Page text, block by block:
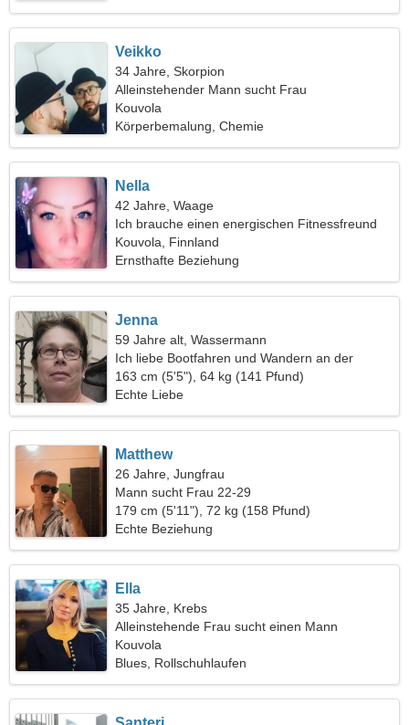
Veikko
34 Jahre, Skorpion
Alleinstehender Mann sucht Frau
Kouvola
Körperbemalung, Chemie
Nella
42 Jahre, Waage
Ich brauche einen energischen Fitnessfreund
Kouvola, Finnland
Ernsthafte Beziehung
Jenna
59 Jahre alt, Wassermann
Ich liebe Bootfahren und Wandern an der
frischen Luft
163 cm (5'5"), 64 kg (141 Pfund)
Echte Liebe
Matthew
26 Jahre, Jungfrau
Mann sucht Frau 22-29
179 cm (5'11"), 72 kg (158 Pfund)
Echte Beziehung
Ella
35 Jahre, Krebs
Alleinstehende Frau sucht einen Mann
Kouvola
Blues, Rollschuhlaufen